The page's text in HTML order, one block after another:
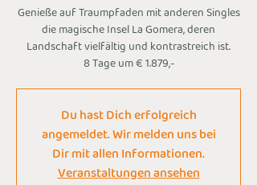
Genieße auf Traumpfaden mit anderen Singles
die magische Insel La Gomera, deren
Landschaft vielfältig und kontrastreich ist.
8 Tage um € 1.879,-
Du hast Dich erfolgreich
angemeldet. Wir melden uns bei
Dir mit allen Informationen.
Veranstaltungen ansehen